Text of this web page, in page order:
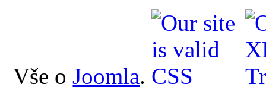
Vše oJoomla.